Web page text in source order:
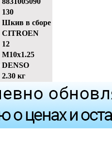
130
Шкив в сборе
CITROEN
12
M10x1.25
DENSO
2.30 кг